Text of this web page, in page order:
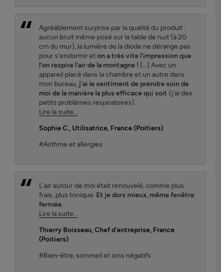
Agréablement surprise par la qualité du produit :
aucun bruit même posé sur la table de nuit (à 20
cm du mur), la lumière de la diode ne dérange pas
pour s'endormir eton a très vite l'impression que
l'on respire l'air de la montagne ! [...] Avec un
appareil placé dans la chambre et un autre dans
mon bureau, j'ai le sentiment de prendre soin de
moi de la manière la plus efficace qui soit (j'ai des
petits problèmes respiratoires).
Lire la suite...
Sophie C., Utilisatrice, France (Poitiers)
#Asthme et allergies
L'air autour de moi était renouvelé, comme plus
frais, plus tonique. Et je dors mieux, même fenêtre
fermée.
Lire la suite...
Thierry Boisseau, Chef d'entreprise, France
(Poitiers)
#Bien-être, sommeil et ions négatifs